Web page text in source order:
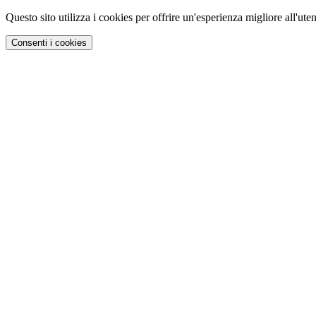
Questo sito utilizza i cookies per offrire un'esperienza migliore
Consenti i cookies